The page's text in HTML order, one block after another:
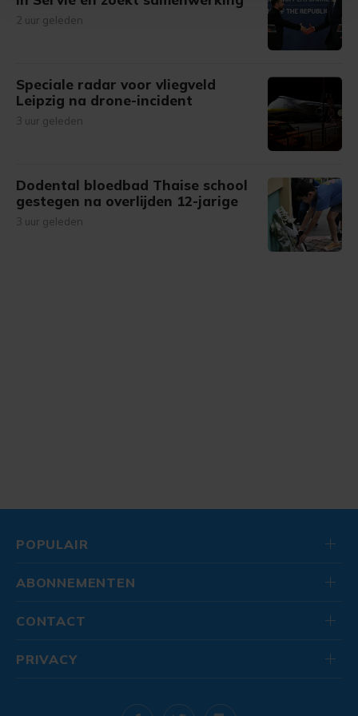
Met cookies werkt onze website beter en wordt jouw
bezoek makkelijker en persoonlijker. Op
2 uur geleden
Speciale radar voor vliegveld
Leipzig na drone-incident
3 uur geleden
Dodental bloedbad Thaise school
gestegen na overlijden 12-jarige
3 uur geleden
POPULAIR
ABONNEMENTEN
CONTACT
PRIVACY